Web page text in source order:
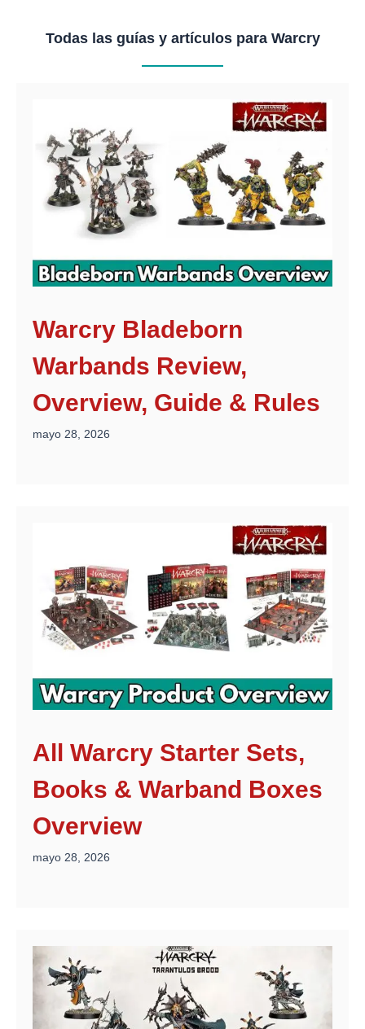
Todas las guías y artículos para Warcry
Warcry Bladeborn
Warbands Review,
Overview, Guide & Rules
mayo 28, 2026
All Warcry Starter Sets,
Books & Warband Boxes
Overview
mayo 28, 2026